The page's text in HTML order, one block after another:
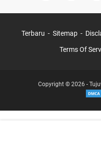
Terbaru Sitemap
Terms Of
Copyright © 2026 -